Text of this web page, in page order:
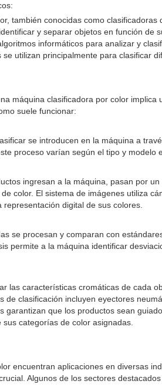
también conocidas como
y separar objetos en función de
informáticos para analizar y
utilizan principalmente para clasificar
máquina clasificadora por color
suele funcionar:
se introducen en la máquina a
proceso varían según el tipo y modelo
ingresan a la máquina, pasan por
color. El sistema de imágenes utiliza
digital de sus colores.
se procesan y comparan con
permite a la máquina identificar
las características cromáticas de cada
de clasificación incluyen eyectores
garantizan que los productos sean
categorías de color asignadas.
encuentran aplicaciones en diversas
Algunos de los sectores